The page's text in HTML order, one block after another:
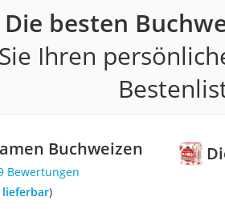
Die besten
Ihren
Buchweizen
Bewertungen
lieferbar)